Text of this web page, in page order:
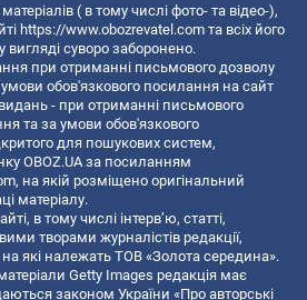
( в тому числі фото- та відео-),
https://www.obozrevatel.com та всіх його
суворо заборонено.
при отриманні письмового дозволу
умови обов'язкового посилання на сайт
видань - при отриманні письмового
та за умови обов'язкового
для пошукових систем,
OBOZ.UA за посиланням
, на якій розміщено оригінальний
матеріалу.
в тому числі інтерв’ю, статті,
творами журналістів редакції,
які належать ТОВ «Золота середина».
Getty Images редакція має
законом України «Про авторські